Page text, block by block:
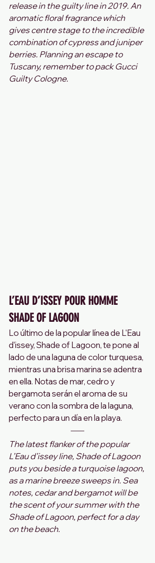
release in the guilty line in 2019. An
aromatic floral fragrance which
gives centre stage to the incredible
combination of cypress and juniper
berries. Planning an escape to
Tuscany, remember to pack Gucci
Guilty Cologne.
L’EAU D’ISSEY POUR HOMME
SHADE OF LAGOON
Lo último de la popular línea de L'Eau
d'issey, Shade of Lagoon, te pone al
lado de una laguna de color turquesa,
mientras una brisa marina se adentra
en ella. Notas de mar, cedro y
bergamota serán el aroma de su
verano con la sombra de la laguna,
perfecto para un día en la playa.
The latest flanker of the popular
L’Eau d’issey line, Shade of Lagoon
puts you beside a turquoise lagoon,
as a marine breeze sweeps in. Sea
notes, cedar and bergamot will be
the scent of your summer with the
Shade of Lagoon, perfect for a day
on the beach.